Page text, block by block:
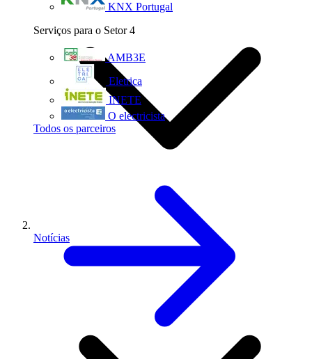
KNX Portugal
Serviços para o Setor 4
AMB3E
Eletrica
INETE
O electricista
Todos os parceiros
Notícias